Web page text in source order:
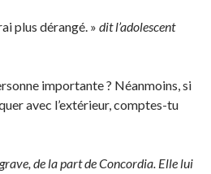
plus dérangé. » dit l’adolescent
importante ? Néanmoins, si
avec l’extérieur, comptes-tu
de la part de Concordia. Elle lui